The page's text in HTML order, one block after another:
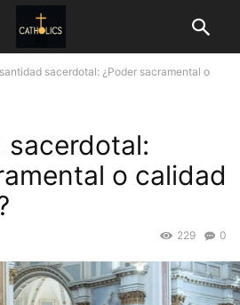
sacerdotal: ¿Poder sacramental o
sacerdotal:
o calidad
0
229